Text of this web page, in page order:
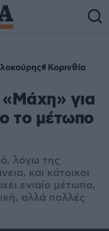
Κορινθία
για
το μέτωπο
λόγω της
και κάτοικοι
ενιαίο μέτωπο,
αλλά πολλές